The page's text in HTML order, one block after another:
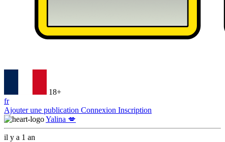
18+
fr
Ajouter une publication Connexion Inscription
Yalina 💋
il y a 1 an